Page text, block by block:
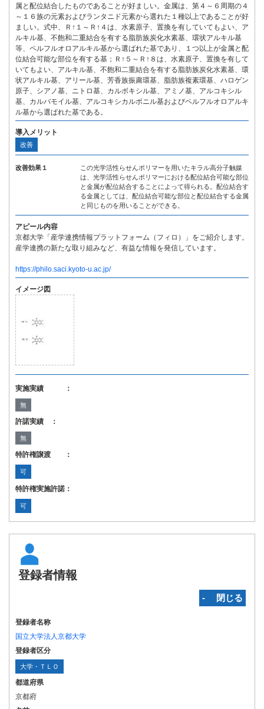
属と配位結合したものであることが好ましい。金属は、第４～６周期の４
～１６族の元素およびランタニド元素から選れた１種以上であることが好
ましい。式中、Ｒ↑１～Ｒ↑４は、水素原子、置換を有していてもよい、ア
ルキル基、不飽和二重結合を有する脂肪族炭化水素基、環状アルキル基
等、ペルフルオロアルキル基から選ばれた基であり、１つ以上が金属と配
位結合可能な部位を有する基；Ｒ↑５～Ｒ↑８は、水素原子、置換を有して
いてもよい、アルキル基、不飽和二重結合を有する脂肪族炭化水素基、環
状アルキル基、アリール基、芳香族振粛環基、脂肪族複素環基、ハロゲン
原子、シアノ基、ニトロ基、カルボキシル基、アミノ基、アルコキシル
基、カルバモイル基、アルコキシカルボニル基およびペルフルオロアルキ
ル基から選ぱれた基である。
導入メリット
改善
改善効果１
この光学活性らせんポリマーを用いたキラル高分子触媒
は、光学活性らせんポリマーにおける配位結合可能な部位
と金属が配位結合することによって得られる。配位結合す
る金属としては、配位結合可能な部位と配位結合する金属
と同じものを用いることができる。
アピール内容
京都大学「産学連携情報プラットフォーム（フィロ）」をご紹介します。
産学連携の新たな取り組みなど、有益な情報を発信しています。
https://philo.saci.kyoto-u.ac.jp/
イメージ図
実施実績 ：
無
許諾実績 ：
無
特許権譲渡 ：
可
特許権実施許諾：
可
登録者情報
‐ 閉じる
登録者名称
国立大学法人京都大学
登録者区分
大学・ＴＬＯ
都道府県
京都府